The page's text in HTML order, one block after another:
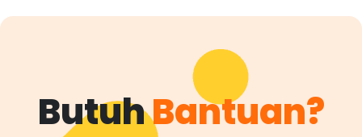
ButuhBantuan?